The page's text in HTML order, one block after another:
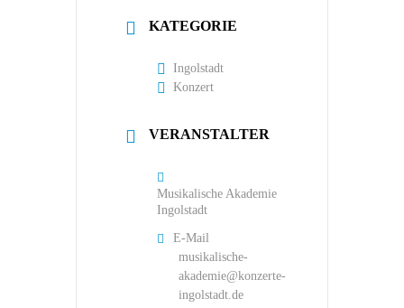
KATEGORIE
Ingolstadt
Konzert
VERANSTALTER
Musikalische Akademie
Ingolstadt
E-Mail
musikalische-
akademie@konzerte-
ingolstadt.de